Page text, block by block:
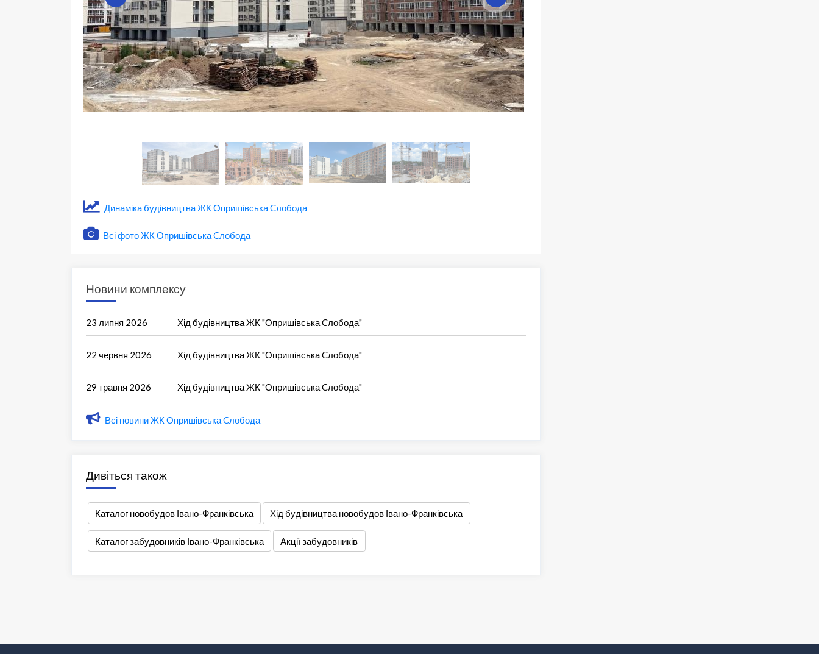
Динаміка будівництва ЖК Опришівська Cлобода
Всі фото ЖК Опришівська Cлобода
Новини комплексу
23 липня 2026 Хід будівництва ЖК "Опришівська Cлобода"
22 червня 2026 Хід будівництва ЖК "Опришівська Cлобода"
29 травня 2026 Хід будівництва ЖК "Опришівська Cлобода"
Всі новини ЖК Опришівська Cлобода
Дивіться також
Каталог новобудов Івано-Франківська Хід будівництва новобудов Івано-Франківська
Каталог забудовників Івано-Франківська Акції забудовників